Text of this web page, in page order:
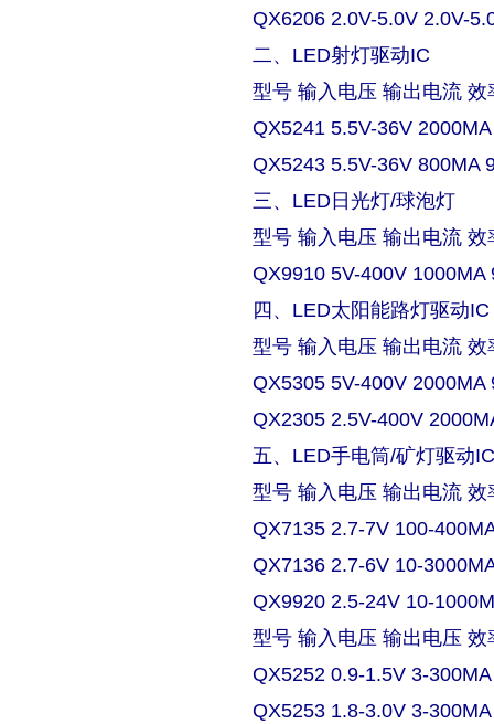
QX6206 2.0V-5.0V 2.0V-
二、LED射灯驱动IC
型号 输入电压 输出电流 效
QX5241 5.5V-36V
QX5243 5.5V-36V 800MA
三、LED日光灯/球泡灯
型号 输入电压 输出电流 效
QX9910 5V-400V 1000MA
四、LED太阳能路灯驱动IC
型号 输入电压 输出电流 效
QX5305 5V-400V 2000MA
QX2305 2.5V-400V
五、LED手电筒/矿灯驱动
型号 输入电压 输出电流 效
QX7135 2.7-7V 100-
QX7136 2.7-6V 10-
QX9920 2.5-24V 10-
型号 输入电压 输出电压 效
QX5252 0.9-1.5V 3-
QX5253 1.8-3.0V 3-